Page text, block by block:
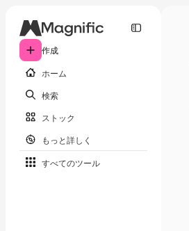
作成
ホーム
検索
ストック
もっと詳しく
すべてのツール